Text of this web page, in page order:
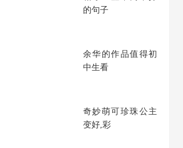
的句子
余华的作品值得初
中生看
奇妙萌可珍珠公主
变好,彩